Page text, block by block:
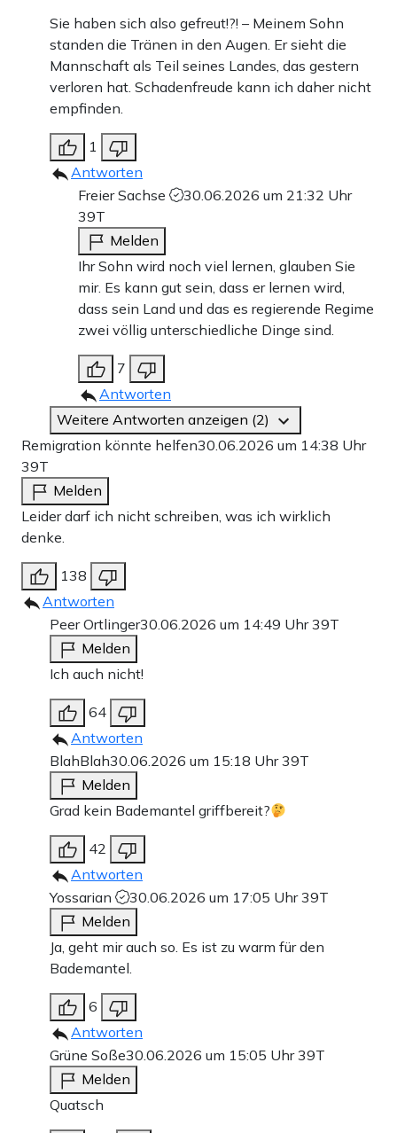
Sie haben sich also gefreut!?! – Meinem Sohn
standen die Tränen in den Augen. Er sieht die
Mannschaft als Teil seines Landes, das gestern
verloren hat. Schadenfreude kann ich daher nicht
empfinden.
1
Antworten
Freier Sachse
30.06.2026 um 21:32 Uhr
39T
Melden
Ihr Sohn wird noch viel lernen, glauben Sie
mir. Es kann gut sein, dass er lernen wird,
dass sein Land und das es regierende Regime
zwei völlig unterschiedliche Dinge sind.
7
Antworten
Weitere Antworten anzeigen (2)
Remigration könnte helfen30.06.2026 um 14:38 Uhr
39T
Melden
Leider darf ich nicht schreiben, was ich wirklich
denke.
138
Antworten
Peer Ortlinger30.06.2026 um 14:49 Uhr39T
Melden
Ich auch nicht!
64
Antworten
BlahBlah30.06.2026 um 15:18 Uhr39T
Melden
Grad kein Bademantel griffbereit?
42
Antworten
Yossarian
30.06.2026 um 17:05 Uhr39T
Melden
Ja, geht mir auch so. Es ist zu warm für den
Bademantel.
6
Antworten
Grüne Soße30.06.2026 um 15:05 Uhr39T
Melden
Quatsch